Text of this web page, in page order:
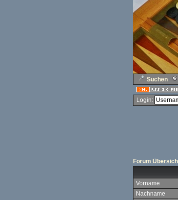
Suchen
Login:
Forum
Vorname
Nachname